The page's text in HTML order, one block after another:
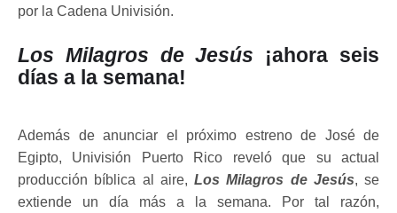
por la Cadena Univisión.
Los Milagros de Jesús ¡ahora seis
días a la semana!
Además de anunciar el próximo estreno de José de
Egipto, Univisión Puerto Rico reveló que su actual
producción bíblica al aire, Los Milagros de Jesús, se
extiende un día más a la semana. Por tal razón,